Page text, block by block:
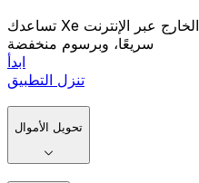
تساعدك Xe على إرسال تحويلات مالية إلى الخارج عبر الإنترنت
سريعًا، وبرسوم منخفضة
ابدأ
تنزل التطبيق
تحويل الأموال